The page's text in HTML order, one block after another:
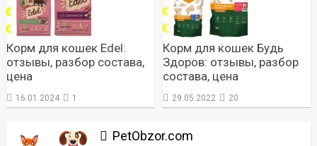
Корм для кошек Edel:
отзывы, разбор состава,
цена
16.01.2024 1
Корм для кошек Будь
Здоров: отзывы, разбор
состава, цена
29.05.2022 20
PetObzor.com